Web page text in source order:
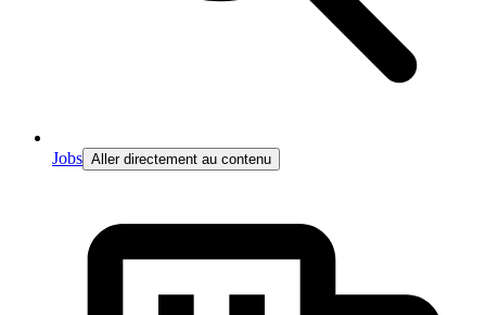
Jobs Aller directement au contenu